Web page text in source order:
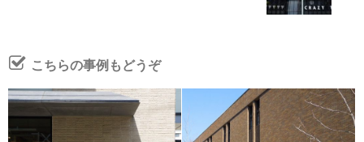
こちらの事例もどうぞ